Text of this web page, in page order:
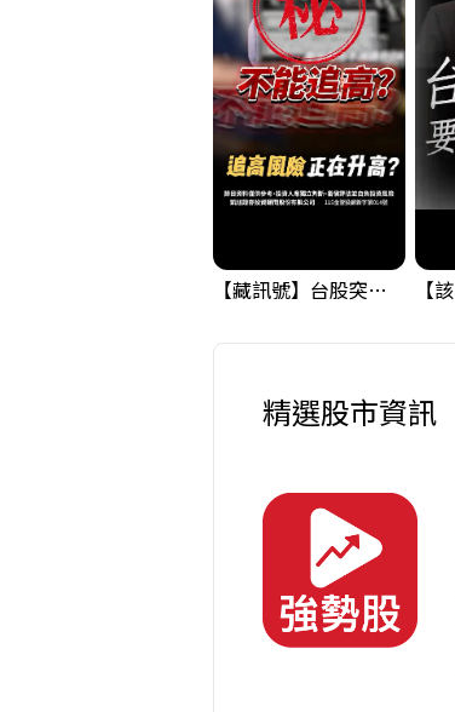
【藏訊號】台股突破季線，週一我提醒了這個關鍵訊號
精選股市資訊